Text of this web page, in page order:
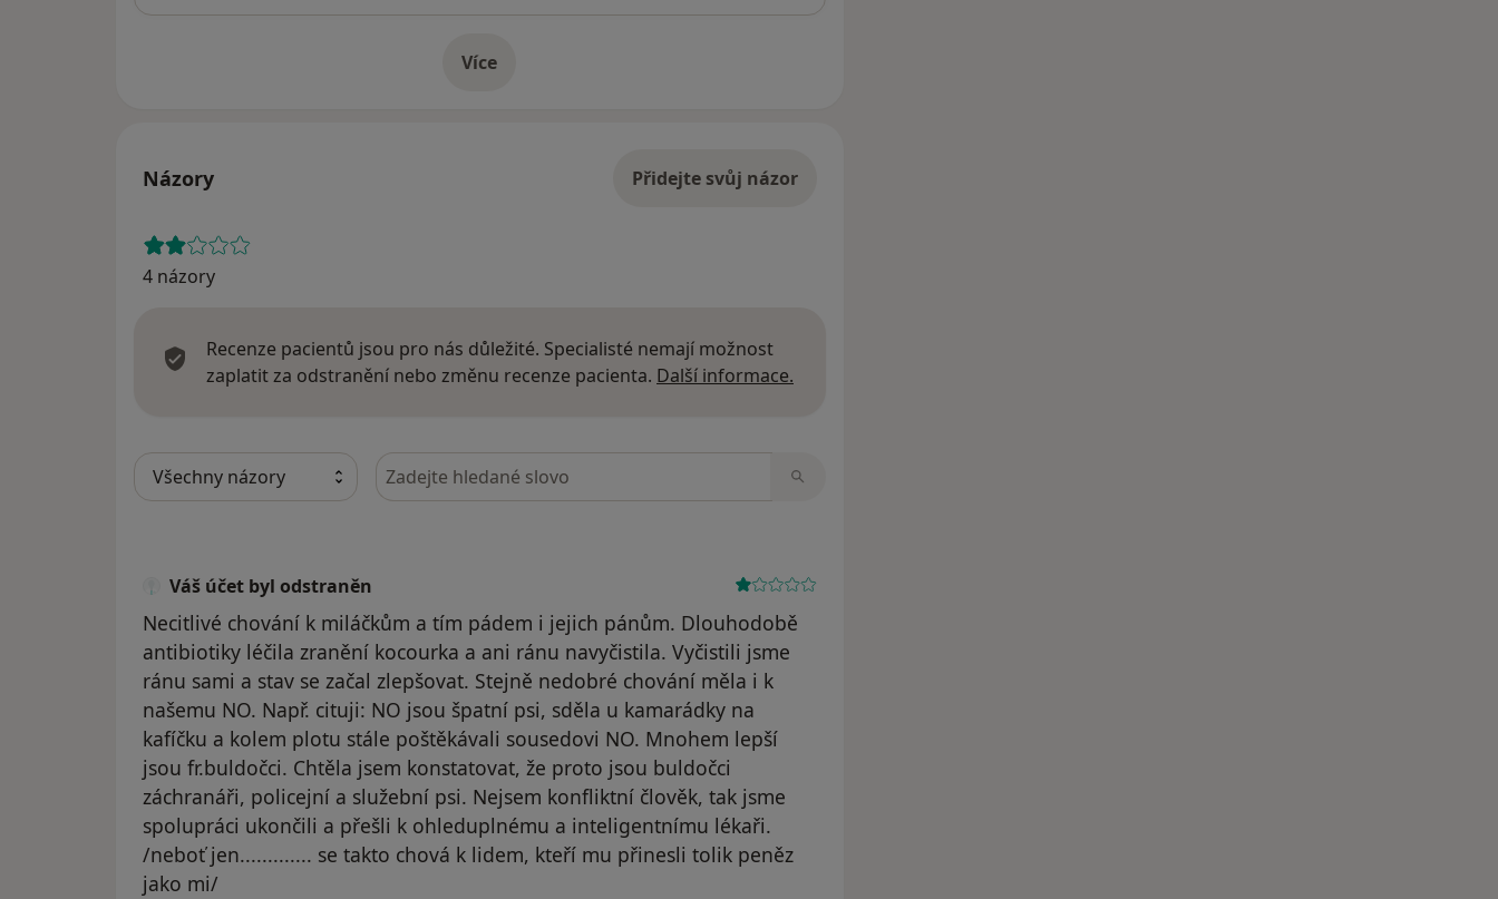
Víceo adrese
Názory Přidejte svůj názor
4 názory
Recenze pacientů jsou pro nás důležité. Specialisté nemají možnost
zaplatit za odstranění nebo změnu recenze pacienta. Další informace.
Hledejte v názorech
Váš účet byl odstraněn
Necitlivé chování k miláčkům a tím pádem i jejich pánům. Dlouhodobě
antibiotiky léčila zranění kocourka a ani ránu navyčistila. Vyčistili jsme
ránu sami a stav se začal zlepšovat. Stejně nedobré chování měla i k
našemu NO. Např. cituji: NO jsou špatní psi, sděla u kamarádky na
kafíčku a kolem plotu stále poštěkávali sousedovi NO. Mnohem lepší
jsou fr.buldočci. Chtěla jsem konstatovat, že proto jsou buldočci
záchranáři, policejní a služební psi. Nejsem konfliktní člověk, tak jsme
spolupráci ukončili a přešli k ohleduplnému a inteligentnímu lékaři.
/neboť jen............. se takto chová k lidem, kteří mu přinesli tolik peněz
jako mi/